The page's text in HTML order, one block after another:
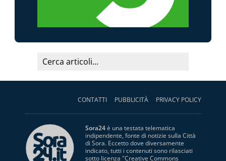
CONTATTI PUBBLICITÀ PRIVACY POLICY
Sora24è una testata telematica
indipendente, fonte di notizie sulla Città
di Sora. Eccetto dove diversamente
indicato, tutti i contenuti sono rilasciati
sotto licenza "Creative Commons